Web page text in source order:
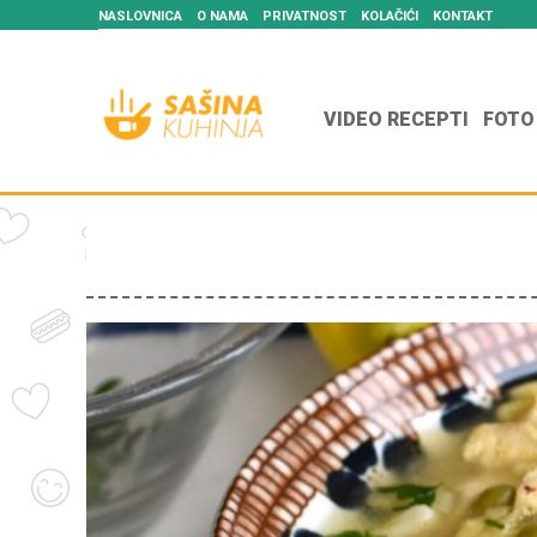
NASLOVNICA O NAMA PRIVATNOST KOLAČIĆI KONTAKT
VIDEO RECEPTI